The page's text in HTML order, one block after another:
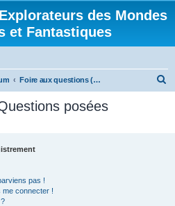
des Mondes
et Fantastiques
Foire aux questions (Questions posées fréquemment)
posées
pas !
me connecter !